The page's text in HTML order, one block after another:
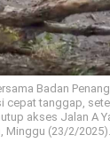
Badan
cepat tanggap,
akses Jalan A
Minggu (23/2/